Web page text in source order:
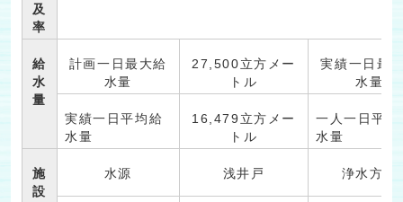
及
率
給
水
量
計画一日最大給
水量
27,500立方メー
トル
実績一日最
水量
実績一日平均給
水量
16,479立方メー
トル
一人一日平均
水量
施
設
水源 浅井戸 浄水方法